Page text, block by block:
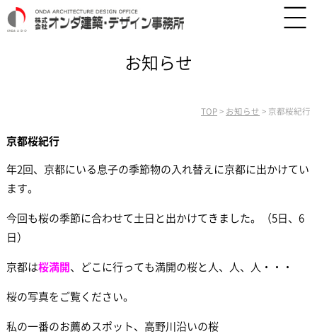
お知らせ
TOP > お知らせ > 京都桜紀行
京都桜紀行
年2回、京都にいる息子の季節物の入れ替えに京都に出かけてい
ます。
今回も桜の季節に合わせて土日と出かけてきました。（5日、6
日）
京都は桜満開 、どこに行っても満開の桜と人、人、人・・・
桜の写真をご覧ください。
私の一番のお薦めスポット、高野川沿いの桜